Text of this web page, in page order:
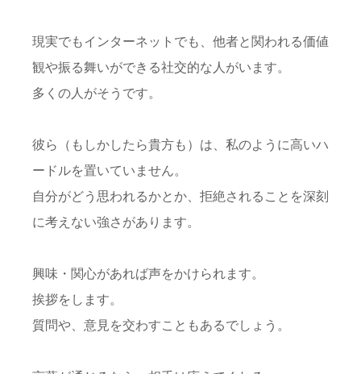
現実でもインターネットでも、他者と関われる価値
観や振る舞いができる社交的な人がいます。
多くの人がそうです。
彼ら（もしかしたら貴方も）は、私のように高いハ
ードルを置いていません。
自分がどう思われるかとか、拒絶されることを深刻
に考えない強さがあります。
興味・関心があれば声をかけられます。
挨拶をします。
質問や、意見を交わすこともあるでしょう。